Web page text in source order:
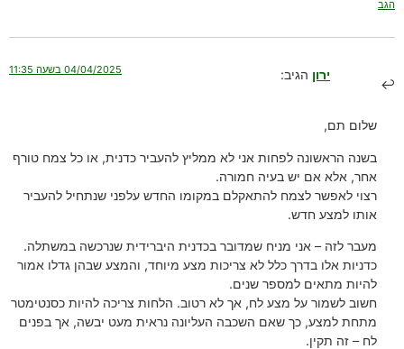
הגב
ירון הגיב: 04/04/2025 בשעה 11:35
שלום תם,
בשנה הראשונה לפחות אני לא ממליץ להעביר כדנית, או כל צמח טורף
אחר, אלא אם יש בעיה חמורה.
רצוי לאפשר לצמח להתאקלם במקומו החדש עלפני שנתחיל להעביר
אותו למצע חדש.
מעבר לזה – אני מניח שמדובר בכדנית היברידית שנרכשה במשתלה.
כדניות אלו בדרך כלל לא צריכות מצע מיוחד, והמצע שבהן גדלו אמור
להיות מתאים למספר שנים.
חשוב לשמור על מצע לח, אך לא רטוב. הלחות צריכה להיות כסנטימטר
מתחת למצע, כך שאם השכבה העליונה נראית מעט יבשה, אך בפנים
לח – זה תקין.